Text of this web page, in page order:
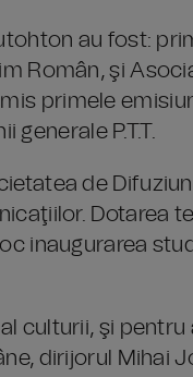
au fost:
Român, şi
primele
generale P.T.T.
de
Dotarea
inaugurarea
culturii, şi
dirijorul Mihai